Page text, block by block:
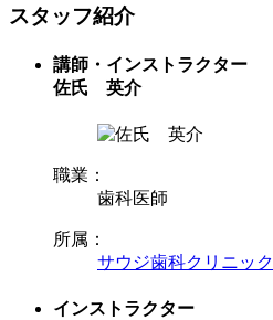
スタッフ紹介
講師・インストラクター
佐氏 英介
職業：
歯科医師
所属：
サウジ歯科クリニック
インストラクター